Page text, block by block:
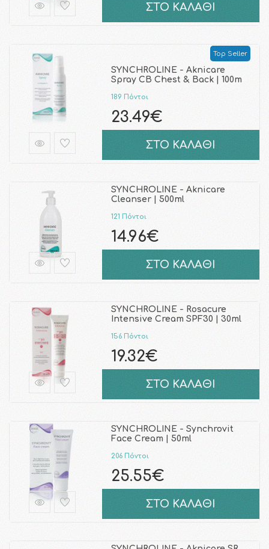
ΣΤΟ ΚΑΛΑΘΙ
Top Seller
SYNCHROLINE - Aknicare
Spray CB Chest & Back | 100m
189 Πόντοι
23.49€
ΣΤΟ ΚΑΛΑΘΙ
SYNCHROLINE - Aknicare
Cleanser | 500ml
121 Πόντοι
14.96€
ΣΤΟ ΚΑΛΑΘΙ
SYNCHROLINE - Rosacure
Intensive Cream SPF30 | 30ml
156 Πόντοι
19.32€
ΣΤΟ ΚΑΛΑΘΙ
SYNCHROLINE - Synchrovit
Face Cream | 50ml
206 Πόντοι
25.55€
ΣΤΟ ΚΑΛΑΘΙ